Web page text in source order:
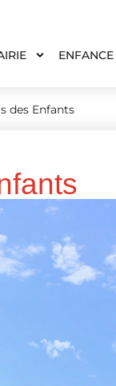
des Enfants